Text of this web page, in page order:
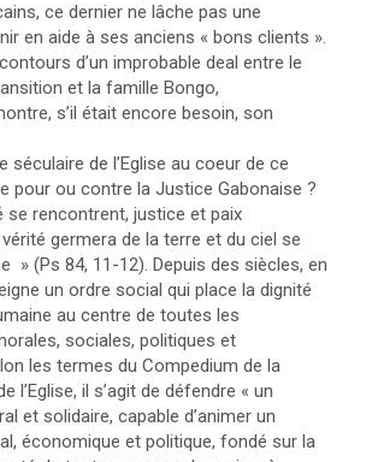
ce dernier ne lâche pas une
en aide à ses anciens « bons clients ».
d’un improbable deal entre le
et la famille Bongo,
s’il était encore besoin, son
séculaire de l’Eglise au coeur de ce
pour ou contre la Justice Gabonaise ?
se rencontrent, justice et paix
germera de la terre et du ciel se
» (Ps 84, 11-12). Depuis des siècles, en
un ordre social qui place la dignité
au centre de toutes les
sociales, politiques et
les termes du Compedium de la
l’Eglise, il s’agit de défendre « un
et solidaire, capable d’animer un
économique et politique, fondé sur la